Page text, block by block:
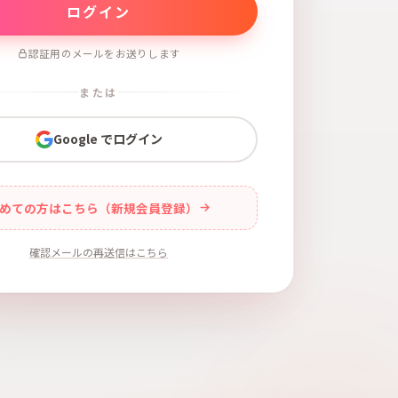
認証用のメールをお送りします
または
Google でログイン
ての方はこちら（新規会員登録）
確認メールの再送信はこちら